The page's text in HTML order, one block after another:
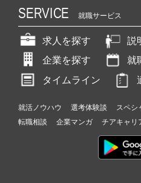
SERVICE 就職サービス
求人を探す
説
企業を探す
就
タイムライン
就活ノウハウ 選考体験談 スペシ
転職相談
企業マンガ チアキャリ